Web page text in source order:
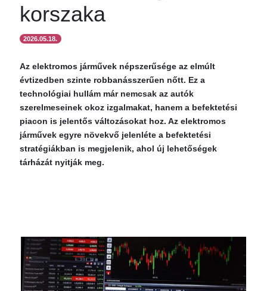
korszaka
2026.05.18.
Az elektromos járművek népszerűsége az elmúlt
évtizedben szinte robbanásszerűen nőtt. Ez a
technológiai hullám már nemcsak az autók
szerelmeseinek okoz izgalmakat, hanem a befektetési
piacon is jelentős változásokat hoz. Az elektromos
járművek egyre növekvő jelenléte a befektetési
stratégiákban is megjelenik, ahol új lehetőségek
tárházát nyitják meg.